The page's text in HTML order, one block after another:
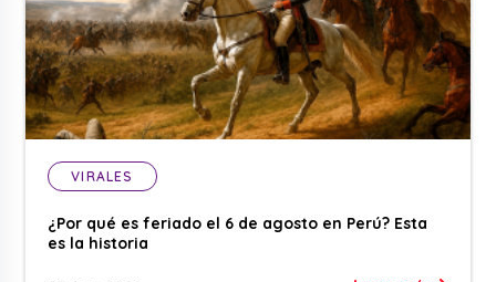
VIRALES
¿Por qué es feriado el 6 de agosto en Perú? Esta
es la historia